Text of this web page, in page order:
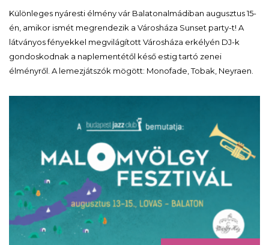
Különleges nyáresti élmény vár Balatonalmádiban augusztus 15-
én, amikor ismét megrendezik a Városháza Sunset party-t! A
látványos fényekkel megvilágított Városháza erkélyén DJ-k
gondoskodnak a naplementétől késő estig tartó zenei
élményről. A lemezjátszók mögött: Monofade, Tobak, Neyraen.